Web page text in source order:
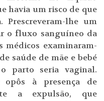
havia um risco de que
lhe um
o fluxo sanguíneo da
médicos examinaram-
saúde de mãe e bebé
parto seria vaginal.
opôs à presença de
a expulsão, que